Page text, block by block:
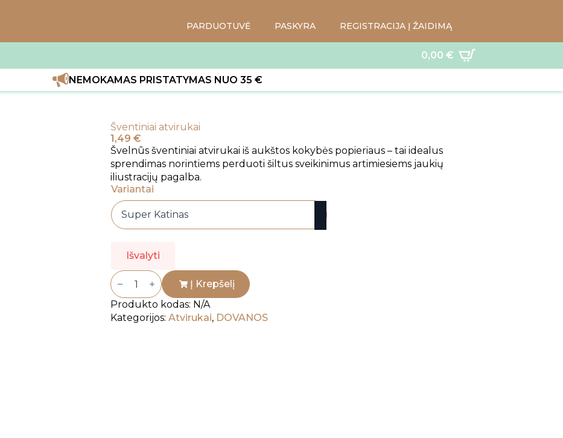
PARDUOTUVĖ PASKYRA REGISTRACIJA Į ŽAIDIMĄ
0,00 €
NEMOKAMAS PRISTATYMAS NUO 35 €
Šventiniai atvirukai
1,49 €
Švelnūs šventiniai atvirukai iš aukštos kokybės popieriaus – tai idealus
sprendimas norintiems perduoti šiltus sveikinimus artimiesiems jaukių
iliustracijų pagalba.
Variantai
Išvalyti
produkto
kiekis:
Šventiniai
atvirukai
Į Krepšelį
Produkto kodas: N/A
Kategorijos: Atvirukai, DOVANOS